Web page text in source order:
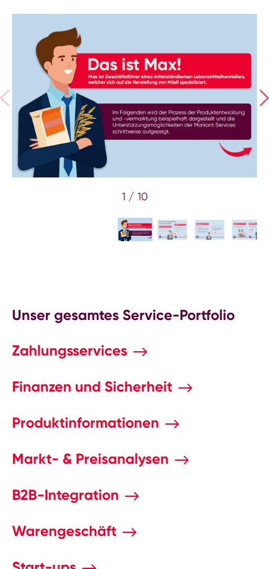
1 / 10
Unser gesamtes Service-Portfolio
Zahlungsservices
Finanzen und Sicherheit
Produktinformationen
Markt- & Preisanalysen
B2B-Integration
Warengeschäft